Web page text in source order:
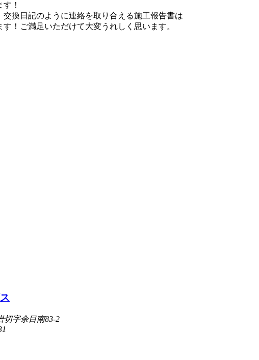
！
換日記のように連絡を取り合える施工報告書は
！ご満足いただけて大変うれしく思います。
切字余目南83-2